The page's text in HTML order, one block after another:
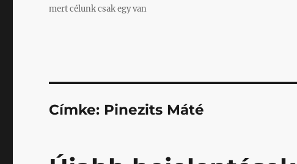
mert célunk csak egy van
Címke: Pinezits Máté